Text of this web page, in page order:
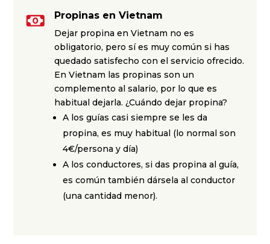
Propinas en Vietnam
Dejar propina en Vietnam no es
obligatorio, pero sí es muy común si has
quedado satisfecho con el servicio ofrecido.
En Vietnam las propinas son un
complemento al salario, por lo que es
habitual dejarla. ¿Cuándo dejar propina?
A los guías casi siempre se les da
propina, es muy habitual (lo normal son
4€/persona y día)
A los conductores, si das propina al guía,
es común también dársela al conductor
(una cantidad menor).